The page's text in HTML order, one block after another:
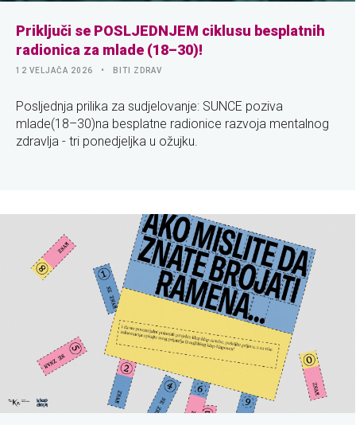
Priključi se POSLJEDNJEM ciklusu besplatnih
radionica za mlade (18–30)!
12 VELJAČA 2026 BITI ZDRAV
Posljednja prilika za sudjelovanje: SUNCE poziva
mlade(18–30)na besplatne radionice razvoja mentalnog
zdravlja - tri ponedjeljka u ožujku.